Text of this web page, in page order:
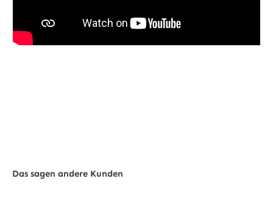
Das sagen andere Kunden